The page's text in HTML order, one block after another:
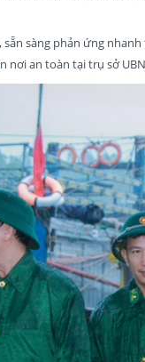
sàng phản ứng
nơi an toàn tại trụ sở